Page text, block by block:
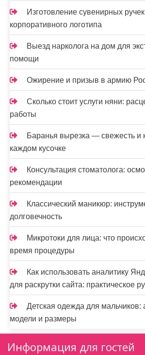
Изготовление сувенирных
корпоративного логотипа
Выезд нарколога на дом для
помощи
Ожирение и призыв в армию
Сколько стоит услуги няни:
работы
Баранья вырезка — свежесть и
каждом кусочке
Консультация стоматолога:
рекомендации
Классический маникюр:
долговечность
Микротоки для лица: что
время процедуры
Как использовать аналитику
для раскрутки сайта: практическое
Детская одежда для мальчиков:
модели и размеры
Информация для гостей